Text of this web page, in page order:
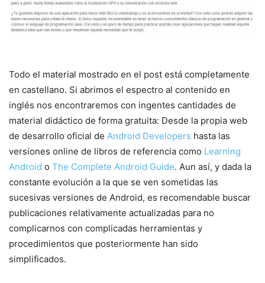
Todo el material mostrado en el post está completamente
en castellano. Si abrimos el espectro al contenido en
inglés nos encontraremos con ingentes cantidades de
material didáctico de forma gratuita: Desde la propia web
de desarrollo oficial de Android Developers hasta las
versiones online de libros de referencia como Learning
Android o The Complete Android Guide. Aun así, y dada la
constante evolución a la que se ven sometidas las
sucesivas versiones de Android, es recomendable buscar
publicaciones relativamente actualizadas para no
complicarnos con complicadas herramientas y
procedimientos que posteriormente han sido
simplificados.